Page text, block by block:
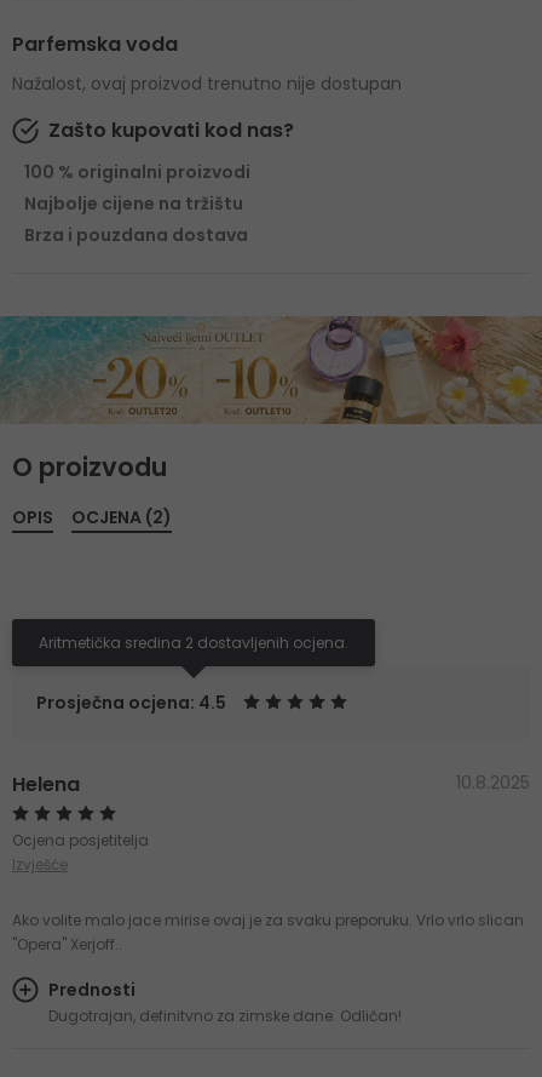
Parfemska voda
Nažalost, ovaj proizvod trenutno nije dostupan
Zašto kupovati kod nas?
100 % originalni proizvodi
Najbolje cijene na tržištu
Brza i pouzdana dostava
O proizvodu
OPIS OCJENA (2)
Prosječna ocjena: 4.5
Aritmetička sredina 2 dostavljenih ocjena.
Helena 10.8.2025
Ocjena posjetitelja
Izvješće
Ako volite malo jace mirise ovaj je za svaku preporuku. Vrlo vrlo slican
"Opera" Xerjoff..
Prednosti
Dugotrajan, definitvno za zimske dane. Odličan!